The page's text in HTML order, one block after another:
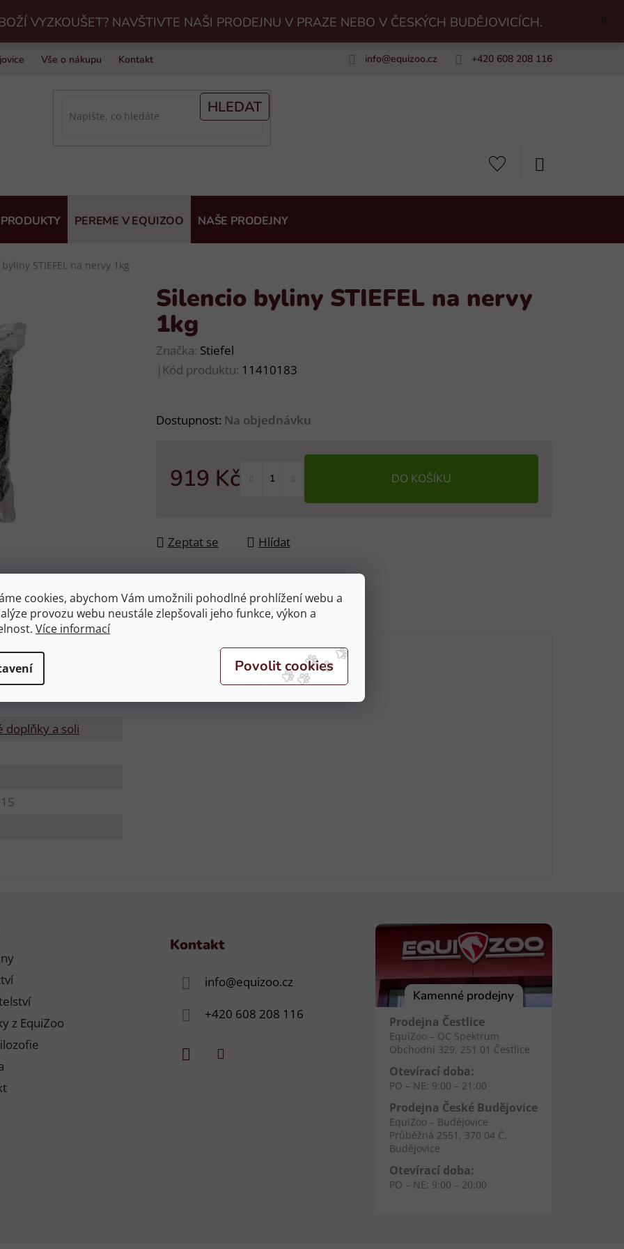
cookies, abychom Vám umožnili pohodlné prohlížení webu a
provozu webu neustále zlepšovali jeho funkce, výkon a
Více informací
VYZKOUŠET? NAVŠTIVTE NAŠI PRODEJNU V PRAZE NEBO V ČESKÝCH BUDĚJOVICÍCH.
Vše o nákupu Kontakt info@equizoo.cz +420 608 208 116
HLEDAT
PEREME V EQUIZOO NAŠE PRODEJNY
STIEFEL na nervy 1kg
Silencio byliny STIEFEL na nervy
1kg
Značka: Stiefel
| Kód produktu: 11410183
Dostupnost: Na objednávku
919 Kč DO KOŠÍKU
Zeptat se Hlídat
doplňky a soli
z EquiZoo
Kontakt
info@equizoo.cz
+420 608 208 116
Kamenné prodejny
Prodejna Čestlice
EquiZoo – OC Spektrum
Obchodní 329, 251 01 Čestlice
Otevírací doba:
PO – NE: 9:00 – 21:00
Prodejna České Budějovice
EquiZoo – Budějovice
Průběžná 2551, 370 04 Č.
Budějovice
Otevírací doba:
PO – NE: 9:00 – 20:00